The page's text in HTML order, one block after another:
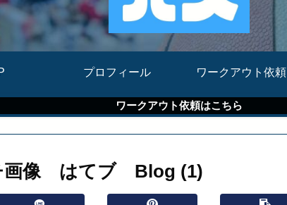
プロフィール ワークアウト依頼
ワークアウト依頼はこちら
画像 はてブ Blog (1)